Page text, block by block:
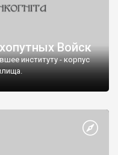
Войск
институту - корпус